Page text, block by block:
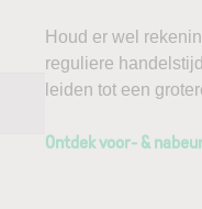
Houd er wel
reguliere
leiden tot een
Ontdek voor- &